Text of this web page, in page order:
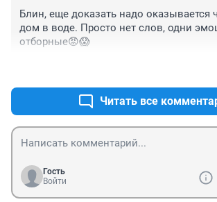
Блин, еще доказать надо оказывается
дом в воде. Просто нет слов, одни
отборные😡😱
Читать все
Гость
Войти